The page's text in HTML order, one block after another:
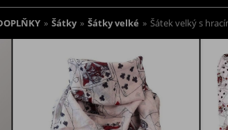
» Šátky » Šátky velké » Šátek velký s